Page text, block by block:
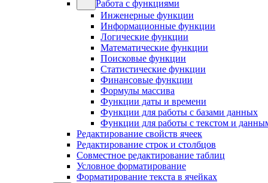
Работа с функциями
Инженерные функции
Информационные функции
Логические функции
Математические функции
Поисковые функции
Статистические функции
Финансовые функции
Формулы массива
Функции даты и времени
Функции для работы с базами данных
Функции для работы с текстом и
Редактирование свойств ячеек
Редактирование строк и столбцов
Совместное редактирование таблиц
Условное форматирование
Форматирование текста в ячейках